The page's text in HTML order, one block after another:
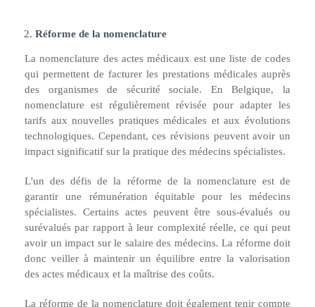
Réforme de la nomenclature
La nomenclature des actes médicaux est une liste de codes
qui permettent de facturer les prestations médicales auprès
des organismes de sécurité sociale. En Belgique, la
nomenclature est régulièrement révisée pour adapter les
tarifs aux nouvelles pratiques médicales et aux évolutions
technologiques. Cependant, ces révisions peuvent avoir un
impact significatif sur la pratique des médecins spécialistes.
L'un des défis de la réforme de la nomenclature est de
garantir une rémunération équitable pour les médecins
spécialistes. Certains actes peuvent être sous-évalués ou
surévalués par rapport à leur complexité réelle, ce qui peut
avoir un impact sur le salaire des médecins. La réforme doit
donc veiller à maintenir un équilibre entre la valorisation
des actes médicaux et la maîtrise des coûts.
La réforme de la nomenclature doit également tenir compte